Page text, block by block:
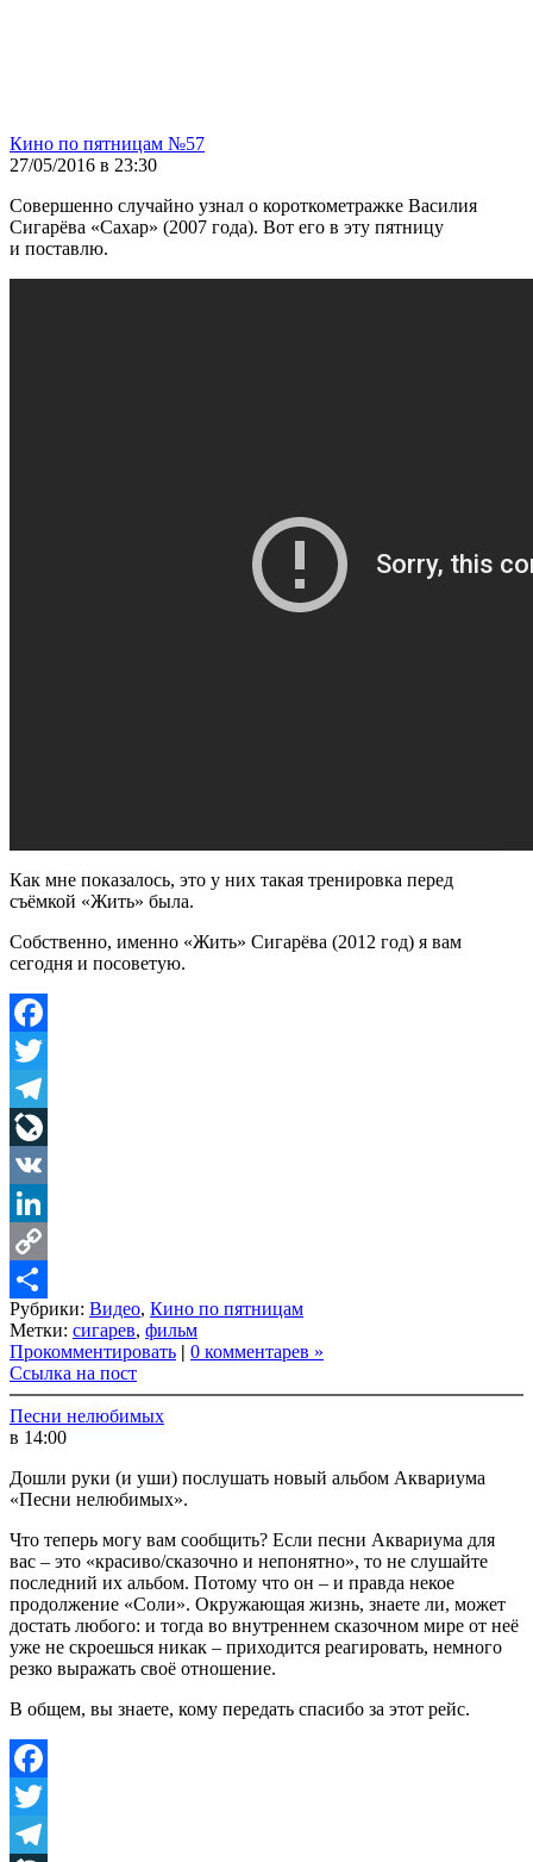
Кино по пятницам №57
27/05/2016 в 23:30
Совершенно случайно узнал о короткометражке Василия
Сигарёва «Сахар» (2007 года). Вот его в эту пятницу
и поставлю.
Как мне показалось, это у них такая тренировка перед
съёмкой «Жить» была.
Собственно, именно «Жить» Сигарёва (2012 год) я вам
сегодня и посоветую.
Facebook
Twitter
Telegram
LiveJournal
VK
LinkedIn
Copy
Link
Share
Рубрики: Видео, Кино по пятницам
Метки: сигарев, фильм
Прокомментировать | 0 комментарев »
Ссылка на пост
Песни нелюбимых
в 14:00
Дошли руки (и уши) послушать новый альбом Аквариума
«Песни нелюбимых».
Что теперь могу вам сообщить? Если песни Аквариума для
вас – это «красиво/сказочно и непонятно», то не слушайте
последний их альбом. Потому что он – и правда некое
продолжение «Соли». Окружающая жизнь, знаете ли, может
достать любого: и тогда во внутреннем сказочном мире от неё
уже не скроешься никак – приходится реагировать, немного
резко выражать своё отношение.
В общем, вы знаете, кому передать спасибо за этот рейс.
Facebook
Twitter